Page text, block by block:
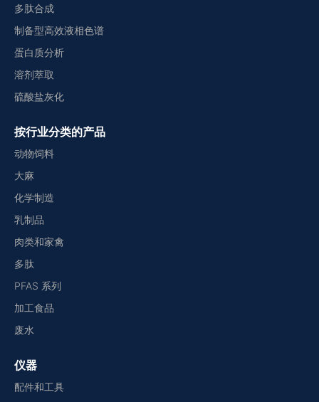
多肽合成
制备型高效液相色谱
蛋白质分析
溶剂萃取
硫酸盐灰化
按行业分类的产品
动物饲料
大麻
化学制造
乳制品
肉类和家禽
多肽
PFAS 系列
加工食品
废水
仪器
配件和工具